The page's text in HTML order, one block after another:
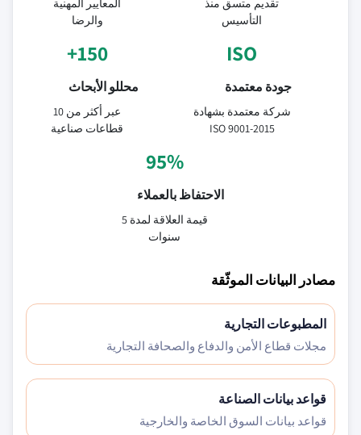
تقديم متسق منذ
التأسيس
المعايير المهنية
والرضا
ISO
جودة معتمدة
شركة معتمدة بشهادة
ISO 9001-2015
150+
محللو الأبحاث
عبر أكثر من 10
قطاعات صناعية
95%
الاحتفاظ بالعملاء
قيمة العلاقة لمدة 5
سنوات
مصادر البيانات الموثّقة
المطبوعات التجارية
مجلات قطاع الأمن والدفاع والصحافة التجارية
قواعد بيانات الصناعة
قواعد بيانات السوق الخاصة والخارجية